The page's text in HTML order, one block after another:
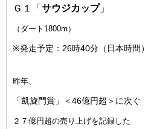
Ｇ１「 サウジカップ」
（ダート1800m）
※発走予定：26時40分（日本時間）
昨年、
「凱旋門賞」＜46億円超＞に次ぐ
２７億円超の売り上げを記録した